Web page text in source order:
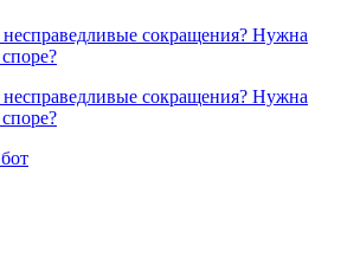
несправедливые сокращения? Нужна
несправедливые сокращения? Нужна